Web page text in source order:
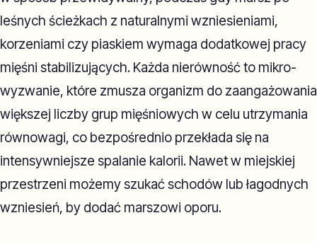
leśnych ścieżkach z naturalnymi wzniesieniami,
korzeniami czy piaskiem wymaga dodatkowej pracy
mięśni stabilizujących. Każda nierówność to mikro-
wyzwanie, które zmusza organizm do zaangażowania
większej liczby grup mięśniowych w celu utrzymania
równowagi, co bezpośrednio przekłada się na
intensywniejsze spalanie kalorii. Nawet w miejskiej
przestrzeni możemy szukać schodów lub łagodnych
wzniesień, by dodać marszowi oporu.